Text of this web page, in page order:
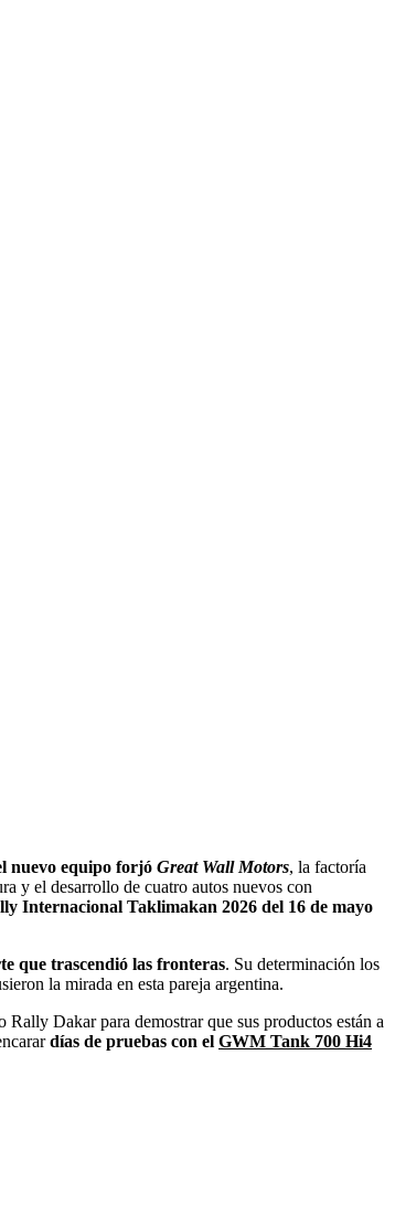
nuevo equipo forjó Great Wall Motors, la factoría
y el desarrollo de cuatro autos nuevos con
Internacional Taklimakan 2026 del 16 de mayo
que trascendió las fronteras. Su determinación los
la mirada en esta pareja argentina.
Dakar para demostrar que sus productos están a
días de pruebas con el GWM Tank 700 Hi4